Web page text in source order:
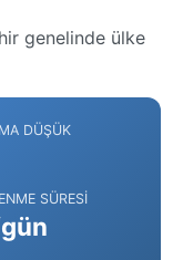
genelinde ülke
DÜŞÜK
SÜRESI